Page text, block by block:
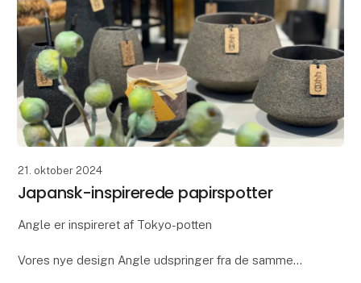
21. oktober 2024
Japansk-inspirerede papirspotter
Angle er inspireret af Tokyo-potten
Vores nye design Angle udspringer fra de samme